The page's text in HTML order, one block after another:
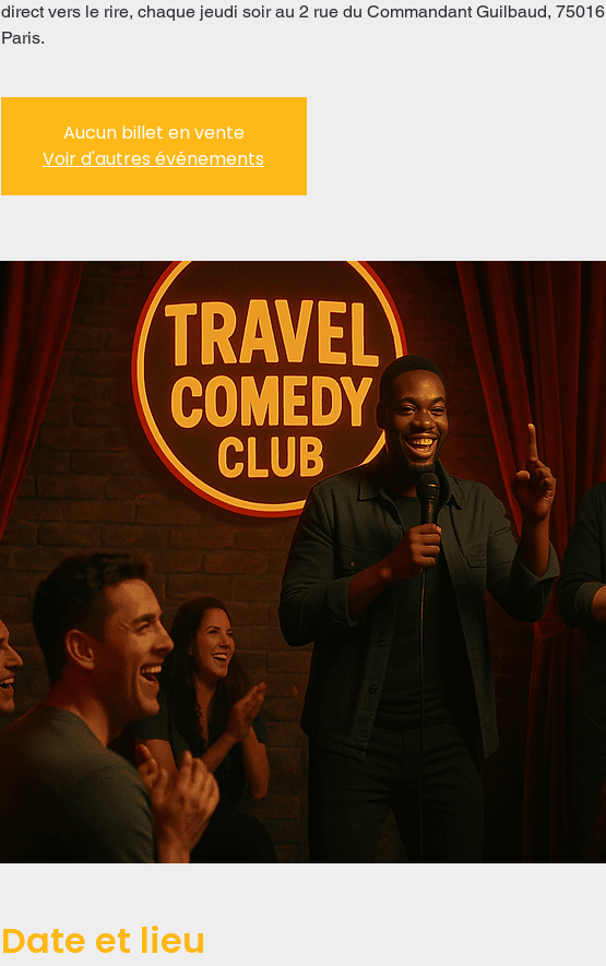
direct vers le rire, chaque jeudi soir au 2 rue du Commandant Guilbaud, 75016
Paris.
Aucun billet en vente
Voir d'autres événements
Date et lieu